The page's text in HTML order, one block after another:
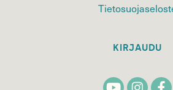
KIRJAUDU